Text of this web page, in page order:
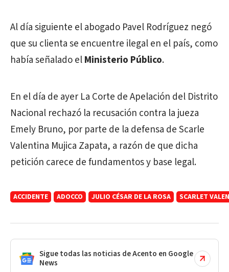
Al día siguiente el abogado Pavel Rodríguez negó
que su clienta se encuentre ilegal en el país, como
había señalado elMinisterio Público.
En el día de ayer La Corte de Apelación del Distrito
Nacional rechazó la recusación contra la jueza
Emely Bruno, por parte de la defensa de Scarle
Valentina Mujica Zapata, a razón de que dicha
petición carece de fundamentos y base legal.
ACCIDENTE ADOCCO JULIO CÉSAR DE LA ROSA SCARLET
Sigue todas las noticias de Acento en Google
News